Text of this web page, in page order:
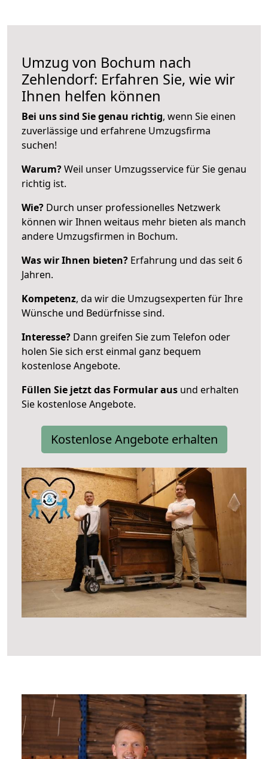
Umzug von Bochum nach
Zehlendorf: Erfahren Sie, wie wir
Ihnen helfen können
Bei uns sind Sie genau richtig, wenn Sie einen
zuverlässige und erfahrene Umzugsfirma
suchen!
Warum?Weil unser Umzugsservice für Sie genau
richtig ist.
Wie? Durch unser professionelles Netzwerk
können wir Ihnen weitaus mehr bieten als manch
andere Umzugsfirmen in Bochum.
Was wir Ihnen bieten? Erfahrung und das seit 6
Jahren.
Kompetenz, da wir die Umzugsexperten für Ihre
Wünsche und Bedürfnisse sind.
Interesse? Dann greifen Sie zum Telefon oder
holen Sie sich erst einmal ganz bequem
kostenlose Angebote.
Füllen Sie jetzt das Formular aus und erhalten
Sie kostenlose Angebote.
Kostenlose Angebote erhalten